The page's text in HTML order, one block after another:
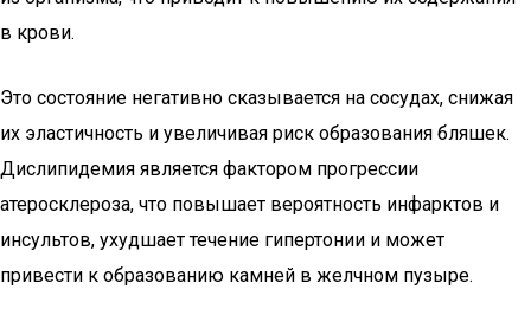
в крови.
Это состояние негативно сказывается на сосудах, снижая
их эластичность и увеличивая риск образования бляшек.
Дислипидемия является фактором прогрессии
атеросклероза, что повышает вероятность инфарктов и
инсультов, ухудшает течение гипертонии и может
привести к образованию камней в желчном пузыре.